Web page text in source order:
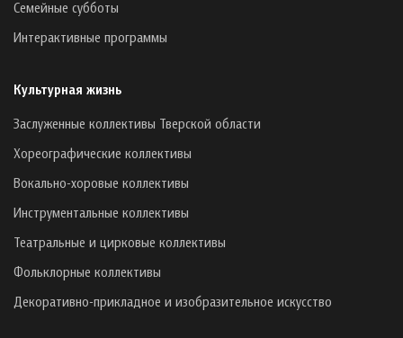
Семейные субботы
Интерактивные программы
Культурная жизнь
Заслуженные коллективы Тверской области
Хореографические коллективы
Вокально-хоровые коллективы
Инструментальные коллективы
Театральные и цирковые коллективы
Фольклорные коллективы
Декоративно-прикладное и изобразительное искусство